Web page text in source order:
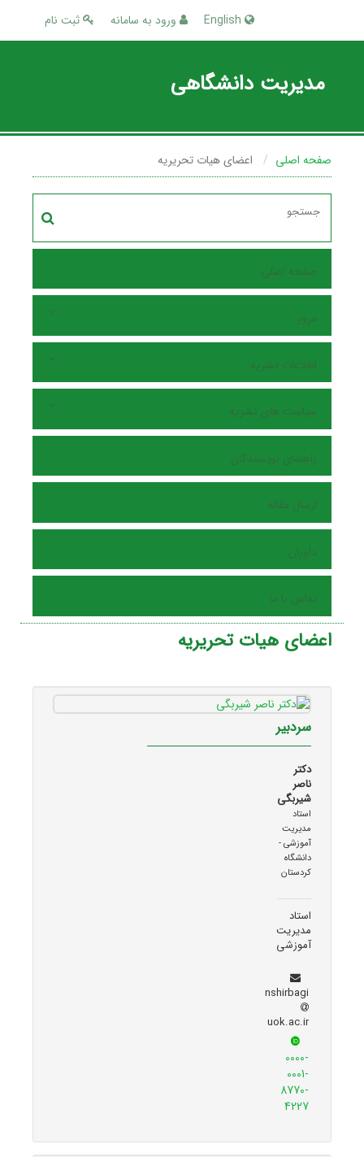
ثبت نام ورود به سامانه
مدیریت دانشگاهی
صفحه اصلی اعضای هیات تحریریه
صفحه اصلی
مرور
اطلاعات نشریه
سیاست های نشریه
راهنمای نویسندگان
ارسال مقاله
داوران
تماس با ما
اعضای هیات تحریریه
سردبیر
دکتر
ناصر
شیربگی
استاد
مدیریت
آموزشی -
دانشگاه
کردستان
استاد
مدیریت
آموزشی
nshirbagi
uok.ac.ir
0000-
0001-
8770-
4227